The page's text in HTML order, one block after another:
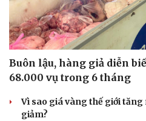
Buôn lậu, hàng giả diễn
68.000 vụ trong 6 tháng
Vì sao giá vàng thế giới
giảm?